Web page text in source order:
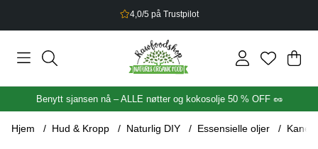
2,5% bonus på alt du handler
.
Benytt sjansen nå – ALLE nøtter og kokosolje 50 % OFF 🥜
Hjem Hud & Kropp Naturlig DIY Essensielle oljer Kanel